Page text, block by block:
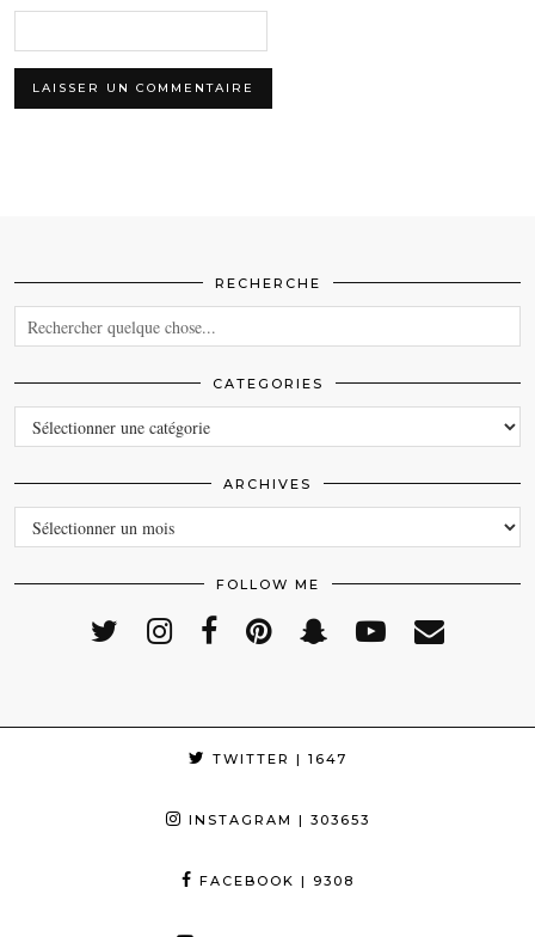
RECHERCHE
CATEGORIES
CATEGORIES
ARCHIVES
ARCHIVES
FOLLOW ME
TWITTER | 1647
INSTAGRAM | 303653
FACEBOOK | 9308